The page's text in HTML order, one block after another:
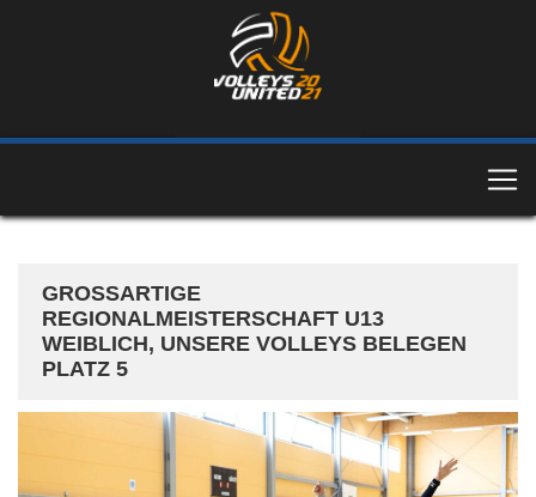
GROSSARTIGE R
EGIONALMEISTERSCHAFT U13 W
EIBLICH, UNSERE VOLLEYS BELEGEN P
LATZ 5